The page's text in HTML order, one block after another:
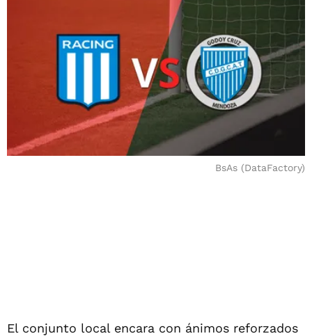
BsAs (DataFactory)
El conjunto local encara con ánimos reforzados